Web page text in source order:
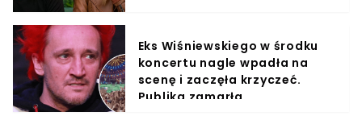
Eks Wiśniewskiego w środku
koncertu nagle wpadła na
scenę i zaczęła krzyczeć.
Publika zamarła